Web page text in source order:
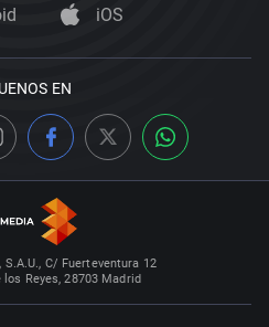
iOS
EN
C/ Fuerteventura 12
Reyes, 28703 Madrid